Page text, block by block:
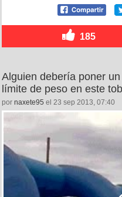
185
Alguien debería poner
límite de peso en este
por naxete95 el 23 sep 2013, 07:40